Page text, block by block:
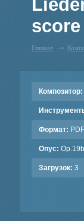
Главная
Композитор:
Формат: PDF
Опус: Op.19b
Загрузок: 3